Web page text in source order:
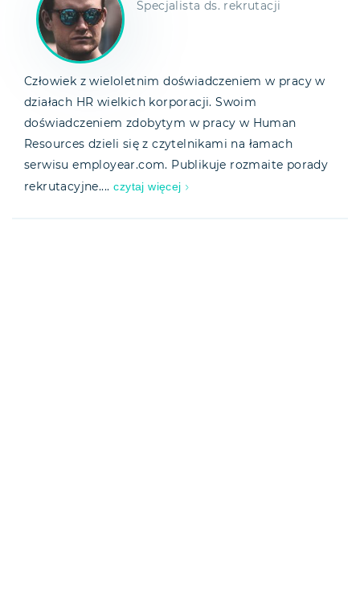
Specjalista ds. rekrutacji
Człowiek z wieloletnim doświadczeniem w pracy w
działach HR wielkich korporacji. Swoim
doświadczeniem zdobytym w pracy w Human
Resources dzieli się z czytelnikami na łamach
serwisu employear.com. Publikuje rozmaite porady
rekrutacyjne.... czytaj więcej